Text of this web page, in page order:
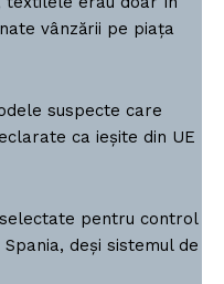
vânzării pe piața
suspecte care
ca ieșite din UE
pentru control
deși sistemul de